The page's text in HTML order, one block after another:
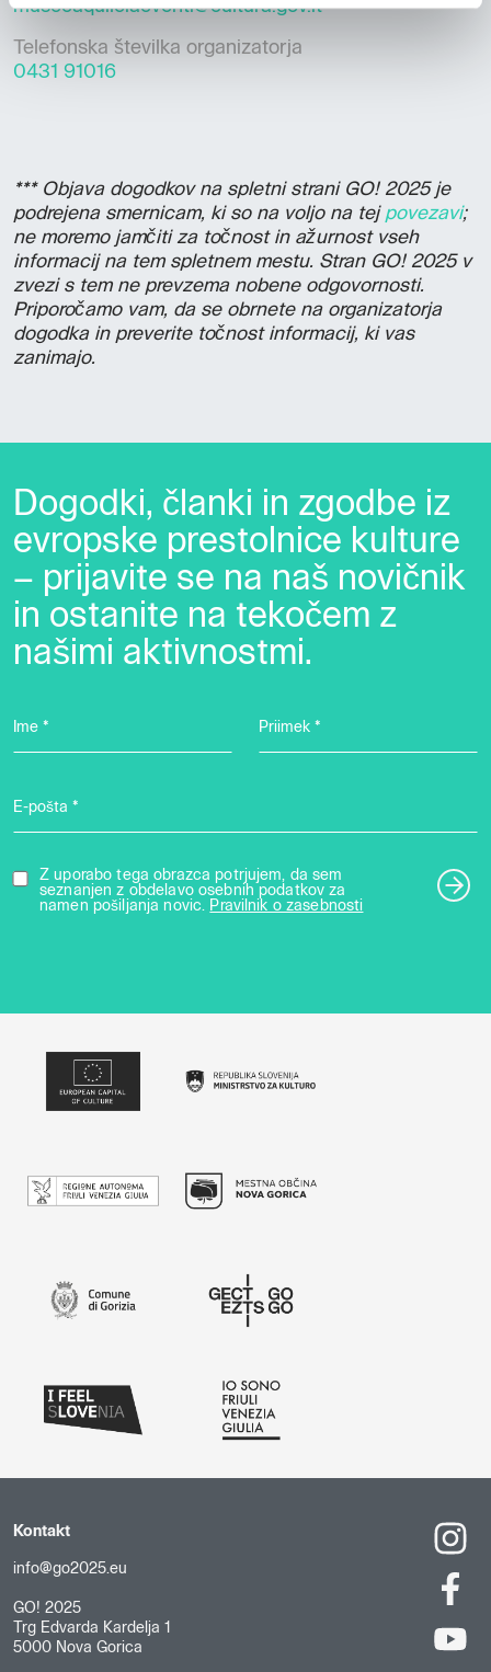
museoaquileiaeventi@cultura.gov.it
Telefonska številka organizatorja
0431 91016
*** Objava dogodkov na spletni strani GO! 2025 je
podrejena smernicam, ki so na voljo na tej povezavi;
ne moremo jamčiti za točnost in ažurnost vseh
informacij na tem spletnem mestu. Stran GO! 2025 v
zvezi s tem ne prevzema nobene odgovornosti.
Priporočamo vam, da se obrnete na organizatorja
dogodka in preverite točnost informacij, ki vas
zanimajo.
Dogodki, članki in zgodbe iz
evropske prestolnice kulture
– prijavite se na naš novičnik
in ostanite na tekočem z
našimi aktivnostmi.
Ime * Priimek *
E-pošta *
Z uporabo tega obrazca potrjujem, da sem
seznanjen z obdelavo osebnih podatkov za
namen pošiljanja novic. Pravilnik o zasebnosti
Kontakt
info@go2025.eu
GO! 2025
Trg Edvarda Kardelja 1
5000 Nova Gorica